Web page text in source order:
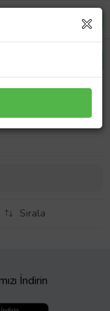
Türkçe Beyaz
Sırala
İndirin